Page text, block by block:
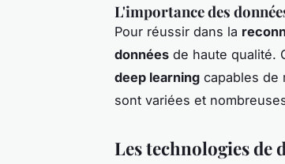
L'importance des
Pour réussir dans la
données de haute qualité.
deep learning capables de
sont variées et
Les technologies de